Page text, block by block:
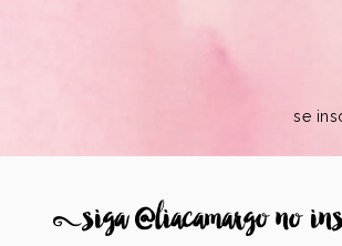
se
8siga @liacamargo no